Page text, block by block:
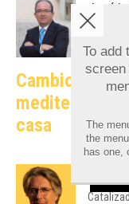
José
Desde
Cambio
casa
To add
screen
The
the
has one,